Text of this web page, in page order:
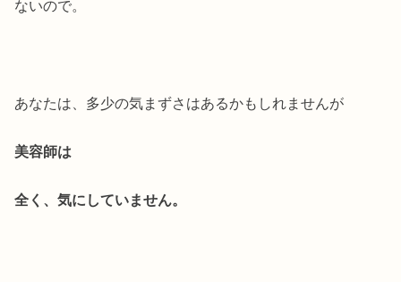
ないので。
あなたは、多少の気まずさはあるかもしれませんが
美容師は
全く、気にしていません。